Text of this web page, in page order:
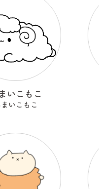
いこもこ
いこもこ